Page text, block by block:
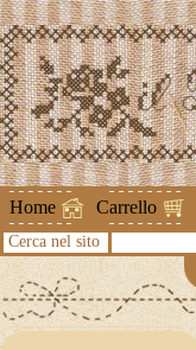
Home Carrello
Cerca nel sito